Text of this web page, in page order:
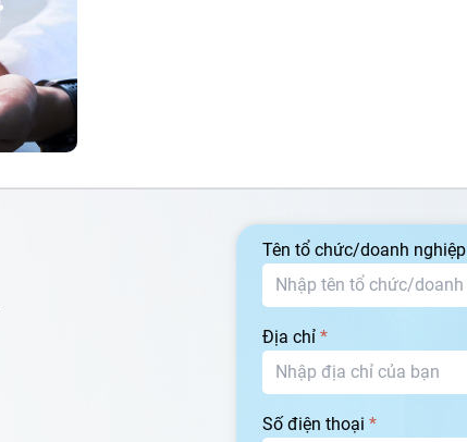
Tên tổ chức/doanh
Địa chỉ *
Số điện thoại *